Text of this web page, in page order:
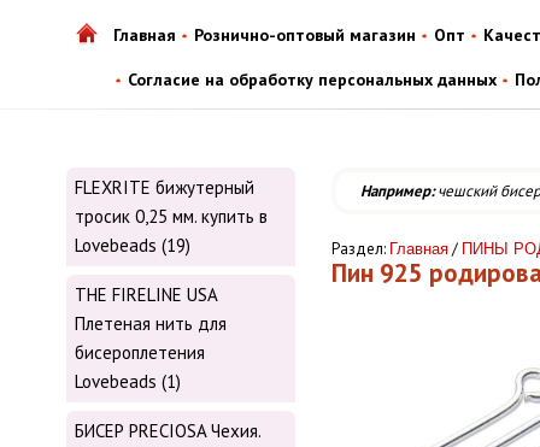
Главная Рознично-оптовый магазин Опт
Согласие на обработку персональных данных
FLEXRITE бижутерный
тросик 0,25 мм. купить в
Lovebeads (19)
THE FIRELINE USA
Плетеная нить для
бисероплетения
Lovebeads (1)
БИСЕР PRECIOSA Чехия.
Например:чешский бисер
Раздел: Главная / ПИНЫ
Пин 925